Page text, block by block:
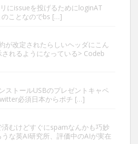
にissueを投げるためにloginAT
ことなのでbs […]
が改定されたらしいヘッダにこん
れるようになっている> Codeb
ストールUSBのプレゼントキャペ
必須日本からポチ […]
むけどすぐにspamなんかも巧妙
な英AI研究所、評価中のAIが実在